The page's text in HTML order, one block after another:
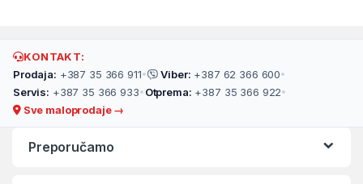
KONTAKT:
Prodaja: +387 35 366 911• Viber: +387 62 366 600•
Servis: +387 35 366 933• Otprema: +387 35 366 922•
Sve maloprodaje →
Preporučamo